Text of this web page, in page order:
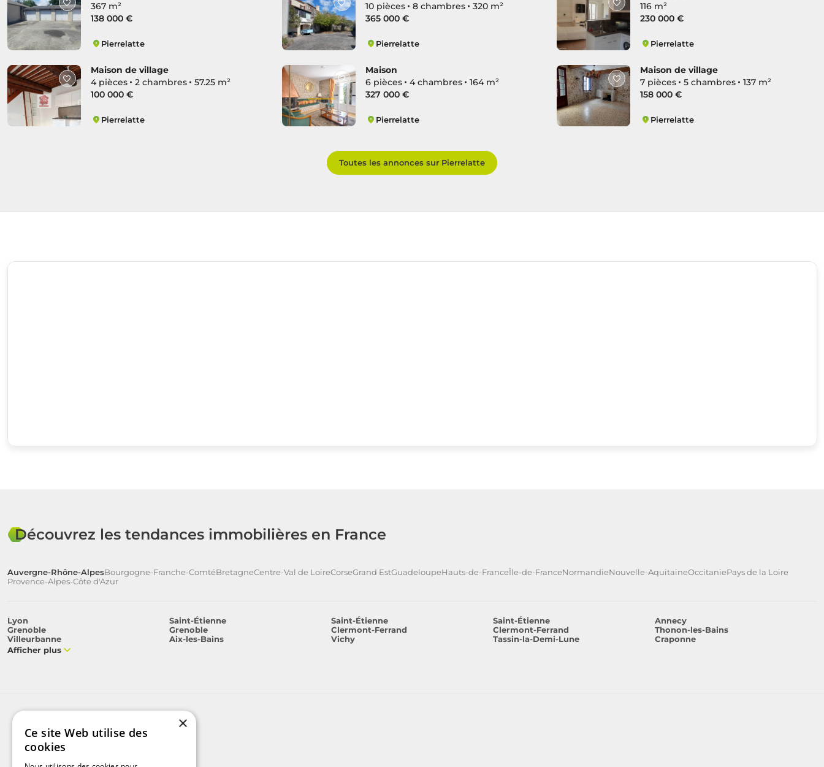
367 m²
138 000 €
Pierrelatte
10 pièces
8 chambres
320 m²
365 000 €
Pierrelatte
116 m²
230 000 €
Pierrelatte
Maison de village
4 pièces
2 chambres
57.25 m²
100 000 €
Pierrelatte
Maison
6 pièces
4 chambres
164 m²
327 000 €
Pierrelatte
Maison de village
7 pièces
5 chambres
137 m²
158 000 €
Pierrelatte
Toutes les annonces sur Pierrelatte
Découvrez les tendances immobilières en France
Auvergne-Rhône-AlpesBourgogne-Franche-ComtéBretagneCentre-Val de LoireCorseGrand EstGuadeloupeHauts-de-FranceÎle-de-FranceNormandieNouvelle-AquitaineOccitaniePays de la Loire
Provence-Alpes-Côte d'Azur
Lyon Saint-Étienne Saint-Étienne Saint-Étienne
Annecy
Grenoble
Grenoble Clermont-Ferrand Clermont-Ferrand
Thonon-les-Bains
Villeurbanne
Aix-les-Bains Vichy Tassin-la-Demi-Lune
Craponne
Afficher plus
×
Ce site Web utilise des
cookies